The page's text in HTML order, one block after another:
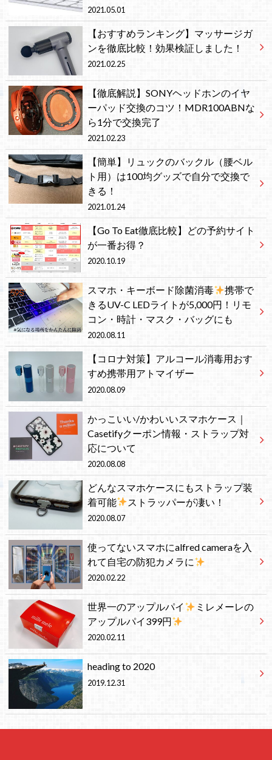
2021.05.01
【おすすめランキング】マッサージガ
ンを徹底比較！効果検証しました！
2021.02.25
【徹底解説】SONYヘッドホンのイヤ
ーパッド交換のコツ！MDR100ABNな
ら1分で交換完了
2021.02.23
【簡単】リュックのバックル（腰ベル
ト用）は100均グッズで自分で交換で
きる！
2021.01.24
【Go To Eat徹底比較】どの予約サイト
が一番お得？
2020.10.19
スマホ・キーボード除菌消毒
携帯で
きるUV-C LEDライトが5,000円！リモ
コン・時計・マスク・バッグにも
2020.08.11
【コロナ対策】アルコール消毒用おす
すめ携帯用アトマイザー
2020.08.09
かっこいい/かわいいスマホケース｜
Casetifyクーポン情報・ストラップ対
応について
2020.08.08
どんなスマホケースにもストラップ装
着可能
ストラッパーが凄い！
2020.08.07
使ってないスマホにalfred cameraを入
れて自宅の防犯カメラに
2020.02.22
世界一のアップルパイ
ミレメーレの
アップルパイ399円
2020.02.11
heading to 2020
2019.12.31